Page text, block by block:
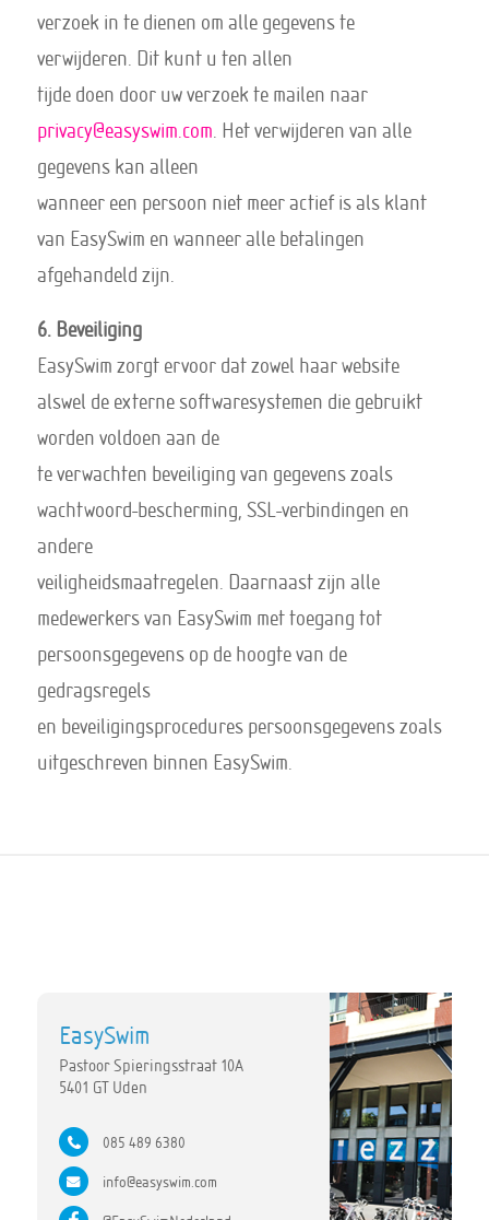
verzoek in te dienen om alle gegevens te
verwijderen. Dit kunt u ten allen
tijde doen door uw verzoek te mailen naar
privacy@easyswim.com. Het verwijderen van alle
gegevens kan alleen
wanneer een persoon niet meer actief is als klant
van EasySwim en wanneer alle betalingen
afgehandeld zijn.
6. Beveiliging
EasySwim zorgt ervoor dat zowel haar website
alswel de externe softwaresystemen die gebruikt
worden voldoen aan de
te verwachten beveiliging van gegevens zoals
wachtwoord-bescherming, SSL-verbindingen en
andere
veiligheidsmaatregelen. Daarnaast zijn alle
medewerkers van EasySwim met toegang tot
persoonsgegevens op de hoogte van de
gedragsregels
en beveiligingsprocedures persoonsgegevens zoals
uitgeschreven binnen EasySwim.
EasySwim
Pastoor Spieringsstraat 10A
5401 GT Uden
085 489 6380
info@easyswim.com